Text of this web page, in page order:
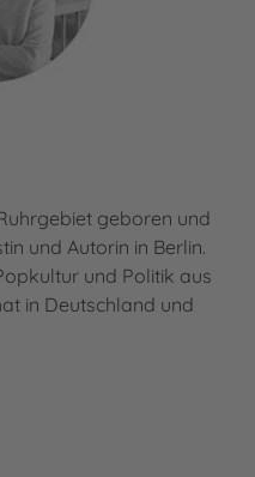
geboren und
und Autorin in Berlin.
und Politik aus
in Deutschland und